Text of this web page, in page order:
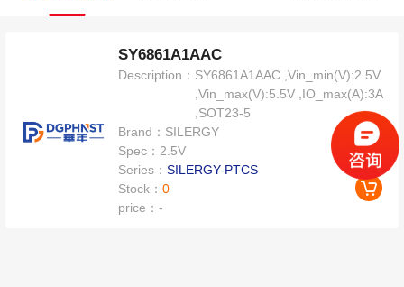
SY6861A1AAC
Description： SY6861A1AAC ,Vin_min(V):2.5V
,Vin_max(V):5.5V ,IO_max(A):3A
,SOT23-5
Brand： SILERGY
Spec：2.5V
Series：SILERGY-PTCS
Stock：0
price：-